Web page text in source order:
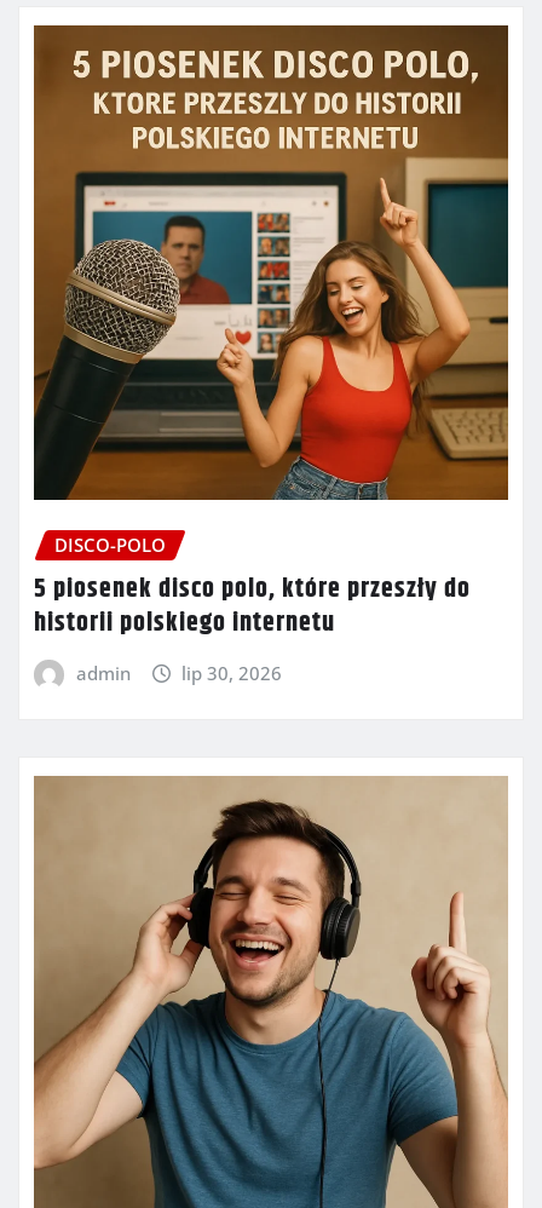
DISCO-POLO
5 piosenek disco polo, które przeszły do
historii polskiego internetu
admin lip 30, 2026